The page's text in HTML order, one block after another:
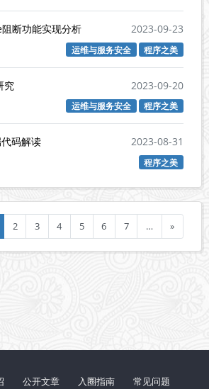
断功能实现分析 2023-09-23
运维与服务安全 程序之美
究 2023-09-20
运维与服务安全 程序之美
码解读 2023-08-31
程序之美
2 3 4 5 6 7 … »
公开文章 入圈指南 常见问题